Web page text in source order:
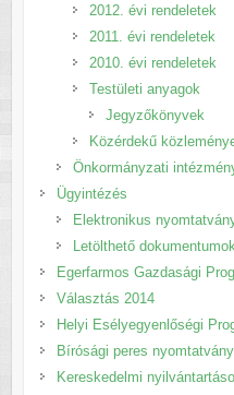
2012. évi rendeletek
2011. évi rendeletek
2010. évi rendeletek
Testületi anyagok
Jegyzőkönyvek
Közérdekű
Önkormányzati
Ügyintézés
Elektronikus
Letölthető dokumentumok
Egerfarmos Gazdasági
Választás 2014
Helyi Esélyegyenlőségi
Bírósági peres
Kereskedelmi